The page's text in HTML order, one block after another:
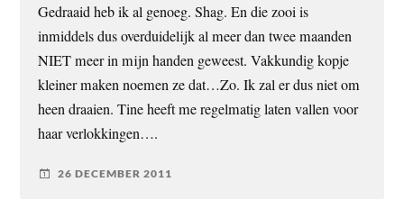
Gedraaid heb ik al genoeg. Shag. En die zooi is
inmiddels dus overduidelijk al meer dan twee maanden
NIET meer in mijn handen geweest. Vakkundig kopje
kleiner maken noemen ze dat…Zo. Ik zal er dus niet om
heen draaien. Tine heeft me regelmatig laten vallen voor
haar verlokkingen….
26 DECEMBER 2011